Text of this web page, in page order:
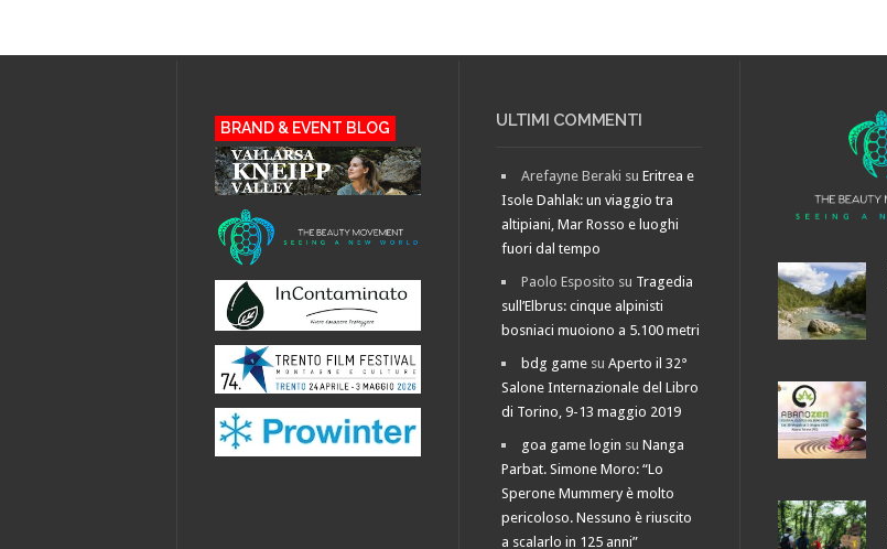
BRAND & EVENT BLOG ULTIMI COMMENTI
Arefayne Beraki suEritrea e
Isole Dahlak: un viaggio tra
altipiani, Mar Rosso e luoghi
fuori dal tempo
Paolo Esposito su Tragedia
sull’Elbrus: cinque alpinisti
bosniaci muoiono a 5.100 metri
bdg game suAperto il 32°
Salone Internazionale del Libro
di Torino, 9-13 maggio 2019
goa game login suNanga
Parbat. Simone Moro: “Lo
Sperone Mummery è molto
pericoloso. Nessuno è riuscito
a scalarlo in 125 anni”